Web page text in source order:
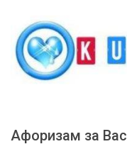
Афоризам за Вас